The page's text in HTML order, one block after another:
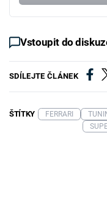
Vstoupit do
SDÍLEJTE ČLÁNEK
ŠTÍTKY FERRARI